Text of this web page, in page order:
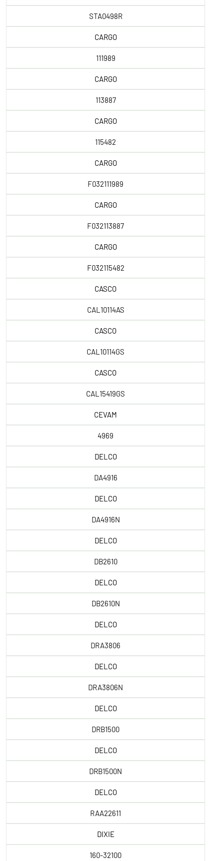
STA0498R
CARGO
111989
CARGO
113887
CARGO
115482
CARGO
F032111989
CARGO
F032113887
CARGO
F032115482
CASCO
CAL10114AS
CASCO
CAL10114GS
CASCO
CAL15419GS
CEVAM
4969
DELCO
DA4916
DELCO
DA4916N
DELCO
DB2610
DELCO
DB2610N
DELCO
DRA3806
DELCO
DRA3806N
DELCO
DRB1500
DELCO
DRB1500N
DELCO
RAA22611
DIXIE
160-32100